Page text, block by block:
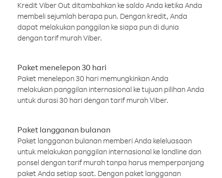
Kredit Viber Out ditambahkan ke saldo Anda ketika Anda
membeli sejumlah berapa pun. Dengan kredit, Anda
dapat melakukan panggilan ke siapa pun di dunia
dengan tarif murah Viber.
Paket menelepon 30 hari
Paket menelepon 30 hari memungkinkan Anda
melakukan panggilan internasional ke tujuan pilihan Anda
untuk durasi 30 hari dengan tarif murah Viber.
Paket langganan bulanan
Paket langganan bulanan memberi Anda keleluasaan
untuk melakukan panggilan internasional ke landline dan
ponsel dengan tarif murah tanpa harus memperpanjang
paket Anda setiap saat. Dengan paket langganan